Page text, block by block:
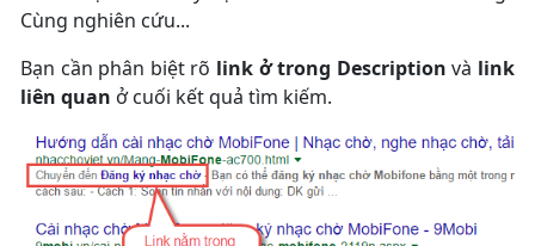
Cùng nghiên cứu...
Bạn cần phân biệt rõ link ở trong Description và link
liên quan ở cuối kết quả tìm kiếm.